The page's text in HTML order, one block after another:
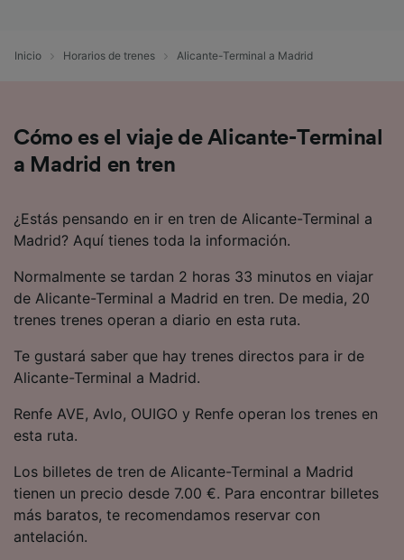
Inicio Horarios de trenes Alicante-Terminal a Madrid
Cómo es el viaje de Alicante-Terminal
a Madrid en tren
¿Estás pensando en ir en tren de Alicante-Terminal a
Madrid? Aquí tienes toda la información.
Normalmente se tardan 2 horas 33 minutos en viajar
de Alicante-Terminal a Madrid en tren. De media, 20
trenes trenes operan a diario en esta ruta.
Te gustará saber que hay trenes directos para ir de
Alicante-Terminal a Madrid.
Renfe AVE, Avlo, OUIGO y Renfe operan los trenes en
esta ruta.
Los billetes de tren de Alicante-Terminal a Madrid
tienen un precio desde 7.00 €. Para encontrar billetes
más baratos, te recomendamos reservar con
antelación.
identificación. Almacenar la información en un
Lista de asociados (proveedores)